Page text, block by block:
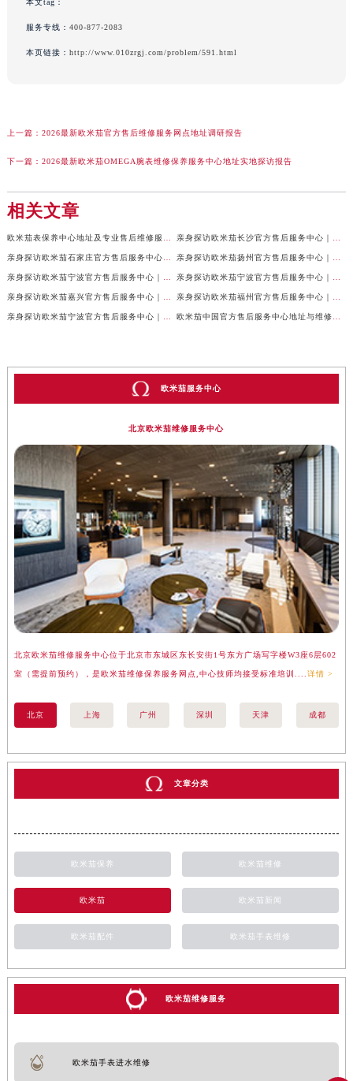
本文tag：
服务专线： 400-877-2083
本页链接： http://www.010zrgj.com/problem/591.html
上一篇： 2026最新欧米茄官方售后维修服务网点地址调研报告
下一篇： 2026最新欧米茄OMEGA腕表维修保养服务中心地址实地探访报告
相关文章
欧米茄服务中心
北京欧米茄维修服务中心
北京欧米茄维修服务中心位于北京市东城区东长安街1号东方广场写字楼W3座6层602
室（需提前预约），是欧米茄维修保养服务网点,中心技师均接受标准培训.... 详情 >
北京 上海 广州 深圳 天津 成都
文章分类
欧米茄保养 欧米茄维修
欧米茄 欧米茄新闻
欧米茄配件 欧米茄手表维修
欧米茄维修服务
欧米茄手表进水维修